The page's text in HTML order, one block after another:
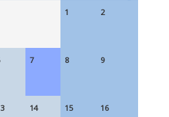
1 2
7 8 9
14 15 16